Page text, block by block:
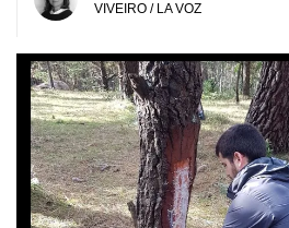
VIVEIRO / LA VOZ